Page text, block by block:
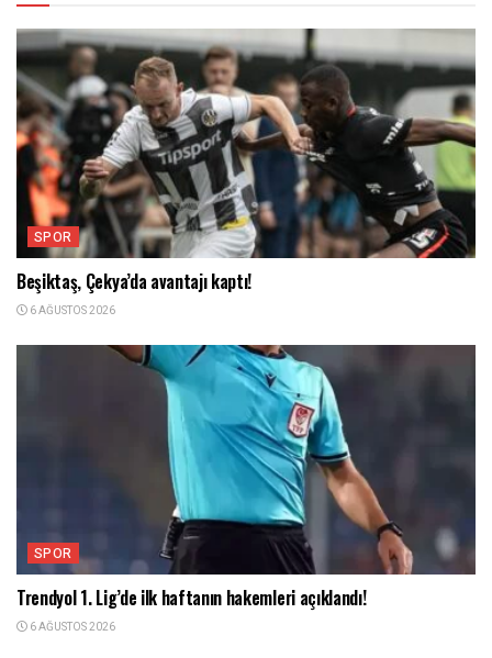
SPOR
Beşiktaş, Çekya’da avantajı kaptı!
6 AĞUSTOS 2026
SPOR
Trendyol 1. Lig’de ilk haftanın hakemleri açıklandı!
6 AĞUSTOS 2026